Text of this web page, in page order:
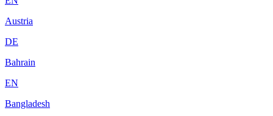
Austria
DE
Bahrain
EN
Bangladesh